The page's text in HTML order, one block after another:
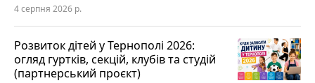
4 серпня 2026 р.
Розвиток дітей у Тернополі 2026:
огляд гуртків, секцій, клубів та студій
(партнерський проєкт)